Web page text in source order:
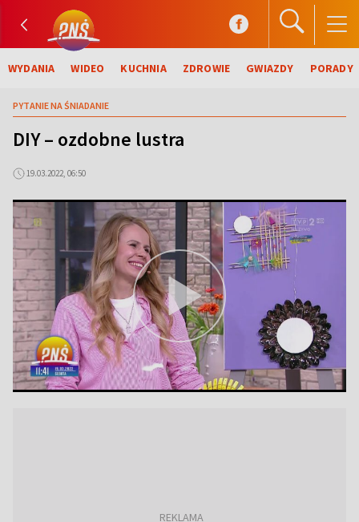
WYDANIA WIDEO KUCHNIA ZDROWIE GWIAZDY PORADY
PYTANIE NA ŚNIADANIE
DIY – ozdobne lustra
19.03.2022, 06:50